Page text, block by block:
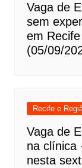
Vaga de
sem
em
(05/09/
Recife e
Vaga de
na clínica
nesta